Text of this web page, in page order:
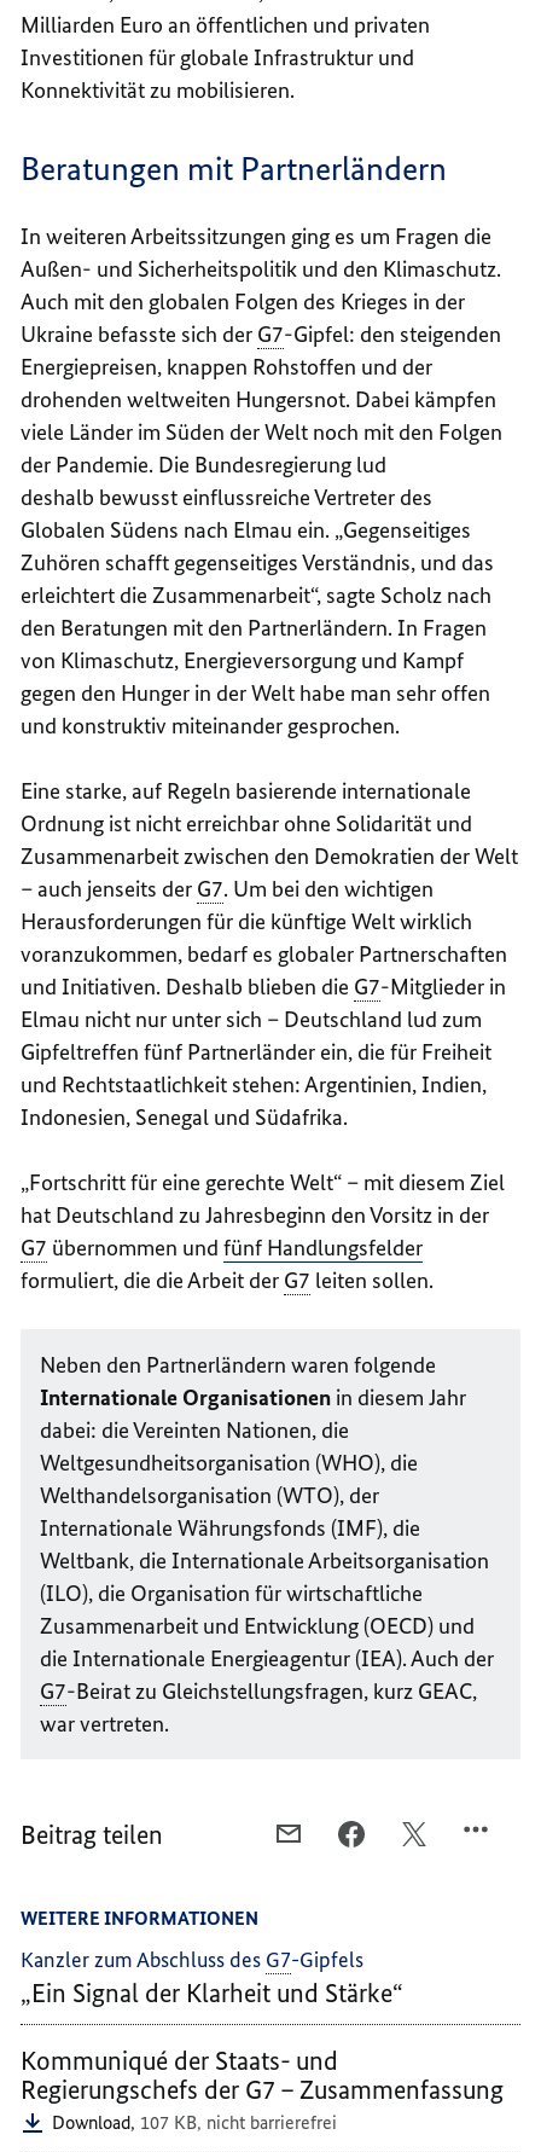
Milliarden Euro an öffentlichen und privaten
Investitionen für globale Infrastruktur und
Konnektivität zu mobilisieren.
Beratungen mit Partnerländern
In weiteren Arbeitssitzungen ging es um Fragen die
Außen- und Sicherheitspolitik und den Klimaschutz.
Auch mit den globalen Folgen des Krieges in der
Ukraine befasste sich der G7-Gipfel: den steigenden
Energiepreisen, knappen Rohstoffen und der
drohenden weltweiten Hungersnot. Dabei kämpfen
viele Länder im Süden der Welt noch mit den Folgen
der Pandemie. Die Bundesregierung lud
deshalb bewusst einflussreiche Vertreter des
Globalen Südens nach Elmau ein. „Gegenseitiges
Zuhören schafft gegenseitiges Verständnis, und das
erleichtert die Zusammenarbeit“, sagte Scholz nach
den Beratungen mit den Partnerländern. In Fragen
von Klimaschutz, Energieversorgung und Kampf
gegen den Hunger in der Welt habe man sehr offen
und konstruktiv miteinander gesprochen.
Eine starke, auf Regeln basierende internationale
Ordnung ist nicht erreichbar ohne Solidarität und
Zusammenarbeit zwischen den Demokratien der Welt
– auch jenseits der G7. Um bei den wichtigen
Herausforderungen für die künftige Welt wirklich
voranzukommen, bedarf es globaler Partnerschaften
und Initiativen. Deshalb blieben die G7-Mitglieder in
Elmau nicht nur unter sich – Deutschland lud zum
Gipfeltreffen fünf Partnerländer ein, die für Freiheit
und Rechtstaatlichkeit stehen: Argentinien, Indien,
Indonesien, Senegal und Südafrika.
„Fortschritt für eine gerechte Welt“ – mit diesem Ziel
hat Deutschland zu Jahresbeginn den Vorsitz in der
G7 übernommen undfünf Handlungsfelder
formuliert, die die Arbeit der G7 leiten sollen.
Neben den Partnerländern waren folgende
Internationale Organisationen in diesem Jahr
dabei: die Vereinten Nationen, die
Weltgesundheitsorganisation (WHO), die
Welthandelsorganisation (WTO), der
Internationale Währungsfonds (IMF), die
Weltbank, die Internationale Arbeitsorganisation
(ILO), die Organisation für wirtschaftliche
Zusammenarbeit und Entwicklung (OECD) und
die Internationale Energieagentur (IEA). Auch der
G7-Beirat zu Gleichstellungsfragen, kurz GEAC,
war vertreten.
Beitrag teilen
DIE
G7
STEHT
AN
DER
SEITE
STEHT
GESCHLOSSEN
SEITE
SEITE
WEITERE INFORMATIONEN
Kanzler zum Abschluss des G7-Gipfels
„Ein Signal der Klarheit und Stärke“
Kommuniqué der Staats- und
Regierungschefs der G7 – Zusammenfassung
Download, 107 KB, nicht barrierefrei